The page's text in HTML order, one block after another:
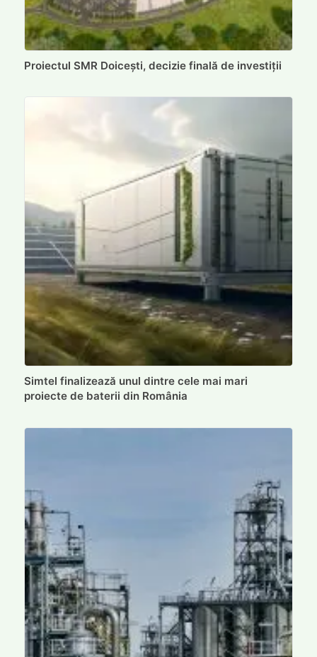
Proiectul SMR Doicești, decizie finală de investiții
Simtel finalizează unul dintre cele mai mari
proiecte de baterii din România